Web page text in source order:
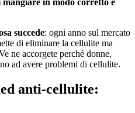
succede: ogni anno sul mercato
di eliminare la cellulite ma
ne accorgete perché donne,
ad avere problemi di cellulite.
anti-cellulite: